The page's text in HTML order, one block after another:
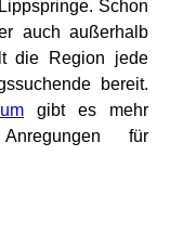
Schon
auch außerhalb
die Region jede
bereit.
gibt es mehr
für